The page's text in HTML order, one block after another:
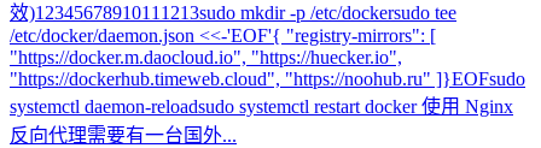
效)12345678910111213sudo mkdir -p /etc/dockersudo tee
/etc/docker/daemon.json <<-'EOF'{ "registry-mirrors": [
"https://docker.m.daocloud.io", "https://huecker.io",
"https://dockerhub.timeweb.cloud", "https://noohub.ru" ]}EOFsudo
systemctl daemon-reloadsudo systemctl restart docker 使用 Nginx
反向代理需要有一台国外...